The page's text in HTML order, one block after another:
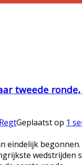
tweede
Geplaatst op 1
eindelijk
wedstrijden